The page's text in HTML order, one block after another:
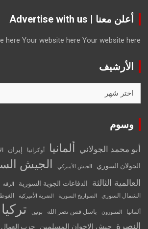
أعلن معنا | Advertise with us
here Your website here Your website here
الأرشيف
وسوم
أبو محمد الجولاني ألمانيا أوكرانيا إيران
الجولان السوري الجيش الأميركي الجيش
العالمية الثالثة
الدفاعات الجوية السورية الرقة
الشمال السوري الصواريخ السورية الضربة الأميركية
ألمانيا المتنورون باسل قس نصر الله بوتين تركيا
النصرة
جيش الإخوان المسلمين حزب العمال